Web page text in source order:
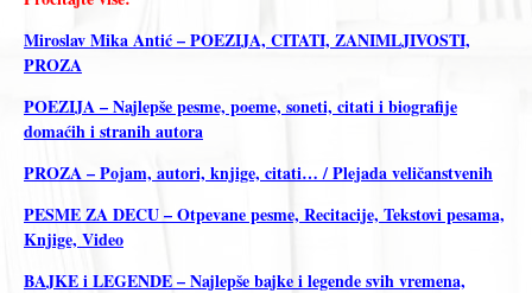
Miroslav Mika Antić – POEZIJA, CITATI, ZANIMLJIVOSTI,
PROZA
POEZIJA – Najlepše pesme, poeme, soneti, citati i biografije
domaćih i stranih autora
PROZA – Pojam, autori, knjige, citati… / Plejada veličanstvenih
PESME ZA DECU – Otpevane pesme, Recitacije, Tekstovi pesama,
Knjige, Video
BAJKE i LEGENDE – Najlepše bajke i legende svih vremena,